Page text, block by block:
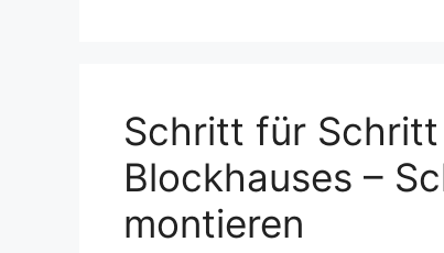
Schritt für
Blockhauses –
montieren